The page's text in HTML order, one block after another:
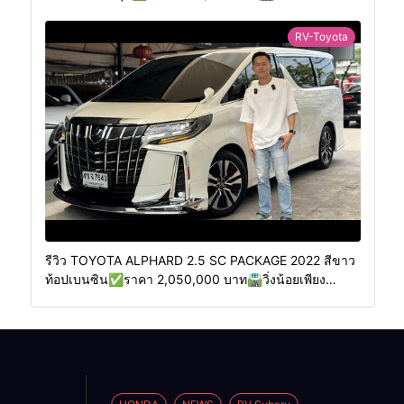
RV-Toyota
รีวิว TOYOTA ALPHARD 2.5 SC PACKAGE 2022 สีขาว
ท้อปเบนซิน✅ราคา 2,050,000 บาท🛣️วิ่งน้อยเพียง